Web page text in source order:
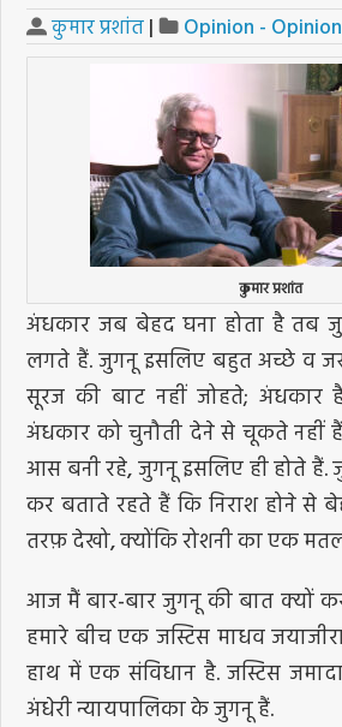
कुमार प्रशांत | Opinion - Opinion
कुमार प्रशांत
अंधकार जब बेहद घना होता है तब
लगते हैं. जुगनू इसलिए बहुत अच्छे व
सूरज की बाट नहीं जोहते;
अंधकार को चुनौती देने से चूकते नहीं
आस बनी रहे, जुगनू इसलिए ही होते
कर बताते रहते हैं कि निराश होने से
तरफ़ देखो, क्योंकि रोशनी का एक
आज मैं बार-बार जुगनू की बात क्यों
हमारे बीच एक जस्टिस माधव
हाथ में एक संविधान है. जस्टिस
अंधेरी न्यायपालिका के जुगनू हैं.